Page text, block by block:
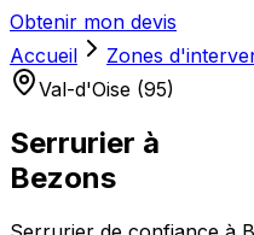
Obtenir mon devis
Accueil
Zones
Val-d'Oise (95)
Serrurier à
Bezons